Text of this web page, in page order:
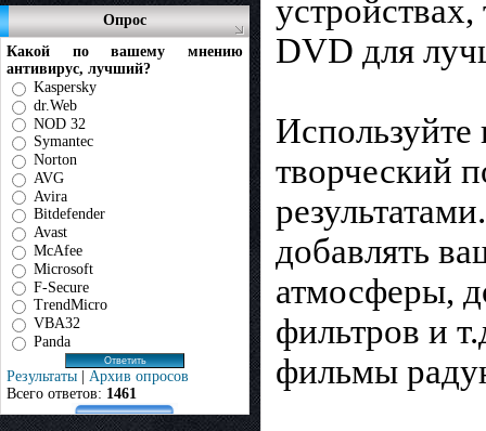
Опрос
Какой по вашему мнению
антивирус, лучший?
Kaspersky
dr.Web
NOD 32
Symantec
Norton
AVG
Avira
Bitdefender
Avast
McAfee
Microsoft
F-Secure
TrendMicro
VBA32
Panda
Результаты | Архив опросов
Всего ответов: 1461
DVD для
Используйте
творческий
добавлять
атмосферы,
фильтров и
фильмы